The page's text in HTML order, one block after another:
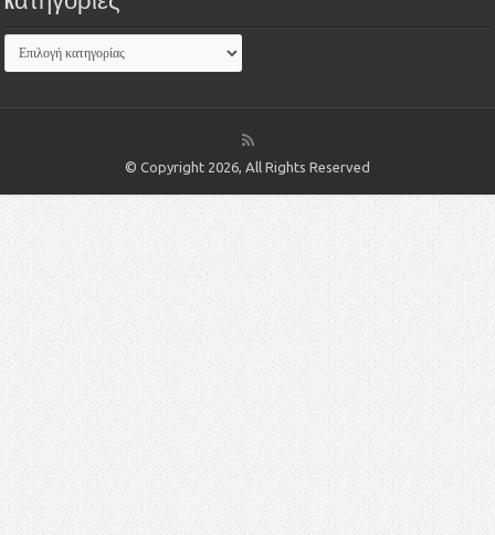
© Copyright 2026, All Rights Reserved